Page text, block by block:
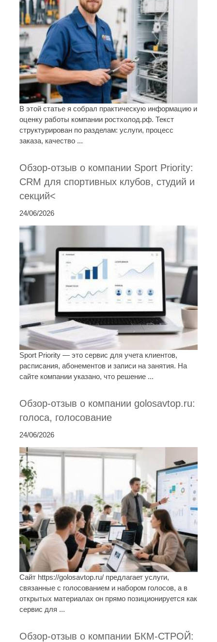
В этой статье я собрал практическую информацию и
оценку работы компании ростхолод.рф. Текст
структурирован по разделам: услуги, процесс
заказа, качество ...
Обзор-отзыв о компании Sport Priority:
CRM для спортивных клубов, студий и
секций<
24/06/2026
Sport Priority — это сервис для учета клиентов,
расписания, абонементов и записи на занятия. На
сайте компании указано, что решение ...
Обзор-отзыв о компании golosavtop.ru:
голоса, голосование
24/06/2026
Сайт https://golosavtop.ru/ предлагает услуги,
связанные с голосованием и набором голосов, а в
открытых материалах он прямо позиционируется как
сервис для ...
Обзор-отзыв о компании БКМ-СТРОЙ: